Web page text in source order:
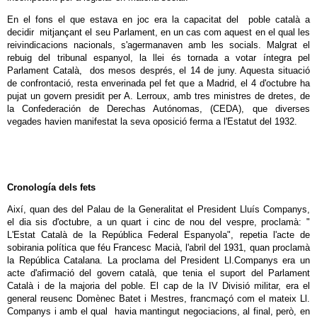
En el fons el que estava en joc era la capacitat del poble català a
decidir mitjançant el seu Parlament, en un cas com aquest en el qual les
reivindicacions nacionals, s'agermanaven amb les socials. Malgrat el
rebuig del tribunal espanyol, la llei és tornada a votar íntegra pel
Parlament Català, dos mesos després, el 14 de juny. Aquesta situació
de confrontació, resta enverinada pel fet que a Madrid, el 4 d'octubre ha
pujat un govern presidit per A. Lerroux, amb tres ministres de dretes, de
la Confederación de Derechas Autónomas, (CEDA), que diverses
vegades havien manifestat la seva oposició ferma a l'Estatut del 1932.
Cronología dels fets
Així, quan des del Palau de la Generalitat el President Lluís Companys,
el dia sis d'octubre, a un quart i cinc de nou del vespre, proclamà: "
L'Estat Català de la República Federal Espanyola", repetia l'acte de
sobirania política que féu Francesc Macià, l'abril del 1931, quan proclamà
la República Catalana. La proclama del President Ll.Companys era un
acte d'afirmació del govern català, que tenia el suport del Parlament
Català i de la majoria del poble. El cap de la IV Divisió militar, era el
general reusenc Domènec Batet i Mestres, francmaçó com el mateix Ll.
Companys i amb el qual havia mantingut negociacions, al final, però, en